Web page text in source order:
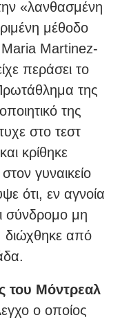
«λανθασμένη
μέθοδο
Maria Martinez-
περάσει το
της
της
στο τεστ
κρίθηκε
γυναικείο
ότι, εν αγνοία
σύνδρομο μη
διώχθηκε από
του Μόντρεαλ
ο οποίος